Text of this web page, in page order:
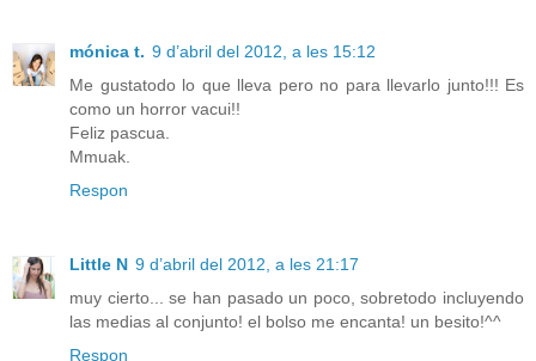
mónica t. 9 d’abril del 2012, a les 15:12
Me gustatodo lo que lleva pero no para llevarlo junto!!! Es
como un horror vacui!!
Feliz pascua.
Mmuak.
Respon
Little N 9 d’abril del 2012, a les 21:17
muy cierto... se han pasado un poco, sobretodo incluyendo
las medias al conjunto! el bolso me encanta! un besito!^^
Respon